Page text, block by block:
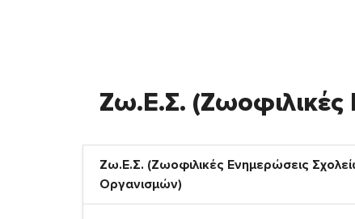
Ζω.Ε.Σ. (Ζωοφιλικές
Ζω.Ε.Σ. (Ζωοφιλικές Ενημερώσεις
Οργανισμών)